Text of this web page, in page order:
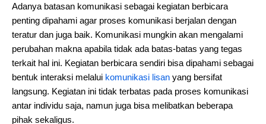
Adanya batasan komunikasi sebagai kegiatan berbicara
penting dipahami agar proses komunikasi berjalan dengan
teratur dan juga baik. Komunikasi mungkin akan mengalami
perubahan makna apabila tidak ada batas-batas yang tegas
terkait hal ini. Kegiatan berbicara sendiri bisa dipahami sebagai
bentuk interaksi melalui komunikasi lisan yang bersifat
langsung. Kegiatan ini tidak terbatas pada proses komunikasi
antar individu saja, namun juga bisa melibatkan beberapa
pihak sekaligus.